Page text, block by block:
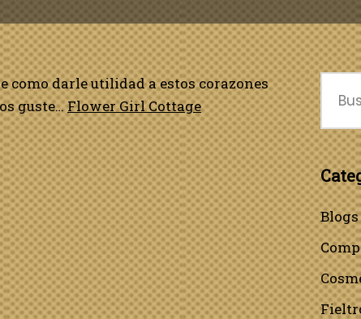
como darle utilidad a estos corazones
guste…Flower Girl Cottage